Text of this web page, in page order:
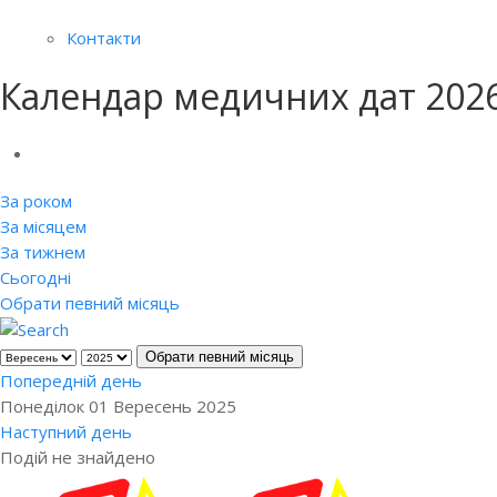
Контакти
Календар медичних дат
За роком
За місяцем
За тижнем
Сьогодні
Обрати певний місяць
Обрати певний місяць
Попередній день
Понеділок 01 Вересень 2025
Наступний день
Подій не знайдено